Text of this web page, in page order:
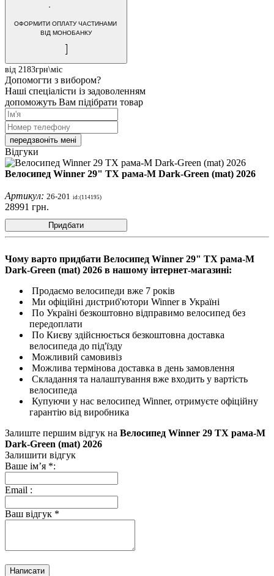
ОФОРМИТИ ОПЛАТУ ЧАСТИНАМИ
ВІД МОНОБАНКУ
від 2183грн\міс
Допомогти з вибором?
Наші спеціалісти із задоволенням
допоможуть Вам підібрати товар
передзвоніть мені
Відгуки
Велосипед Winner 29" TX рама-M Dark-Green (mat) 2026
Артикул: 26-201 id:(114195)
28991 грн.
Придбати
Чому варто придбати Велосипед Winner 29" TX рама-M
Dark-Green (mat) 2026 в нашому інтернет-магазині:
Продаємо велосипеди вже 7 років
Ми офіційні дистриб'ютори Winner в Україні
По Україні безкоштовно відправимо велосипед без
передоплати
По Києву здійснюється безкоштовна доставка
велосипеда до під'їзду
Можливий самовивіз
Можлива термінова доставка в день замовлення
Складання та налаштування вже входить у вартість
велосипеда
Купуючи у нас велосипед Winner, отримуєте офіційну
гарантію від виробника
Залиште першим відгук на Велосипед Winner 29 TX рама-M
Dark-Green (mat) 2026
Залишити відгук
Ваше ім’я *:
Email :
Ваш відгук *
Написати